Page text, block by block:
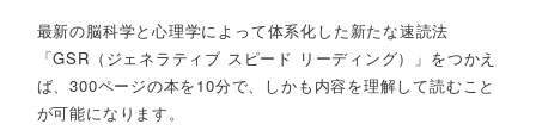
最新の脳科学と心理学によって体系化した新たな速読法
「GSR（ジェネラティブ スピード リーディング）」をつかえ
ば、300ページの本を10分で、しかも内容を理解して読むこと
が可能になります。